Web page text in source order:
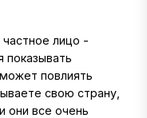
частное лицо -
показывать
повлиять
свою страну,
они все очень